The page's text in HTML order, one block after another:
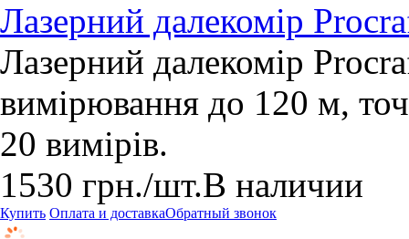
Лазерний далекомір
Лазерний далекомір
вимірювання до 120 м,
20 вимірів.
1530 грн./шт.В наличии
Купить Оплата и доставкаОбратный звонок